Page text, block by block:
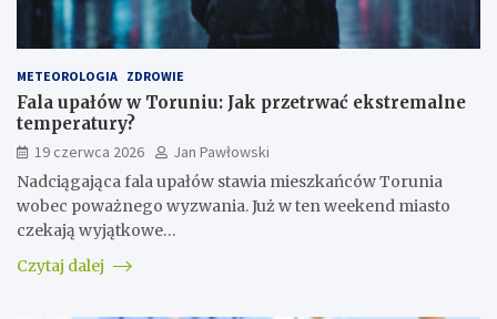
METEOROLOGIA ZDROWIE
Fala upałów w Toruniu: Jak przetrwać ekstremalne
temperatury?
19 czerwca 2026
Jan Pawłowski
Nadciągająca fala upałów stawia mieszkańców Torunia
wobec poważnego wyzwania. Już w ten weekend miasto
czekają wyjątkowe…
Czytaj dalej